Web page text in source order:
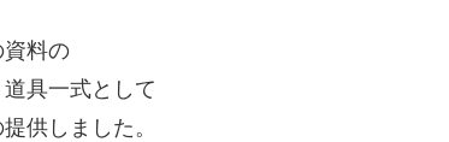
料の
具一式として
供しました。